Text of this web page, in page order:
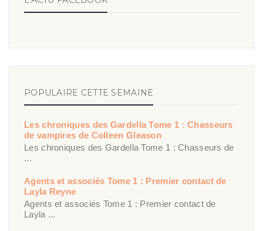
POPULAIRE CETTE SEMAINE
Les chroniques des Gardella Tome 1 : Chasseurs
de vampires de Colleen Gleason
Les chroniques des Gardella Tome 1 : Chasseurs de
...
Agents et associés Tome 1 : Premier contact de
Layla Reyne
Agents et associés Tome 1 : Premier contact de
Layla ...